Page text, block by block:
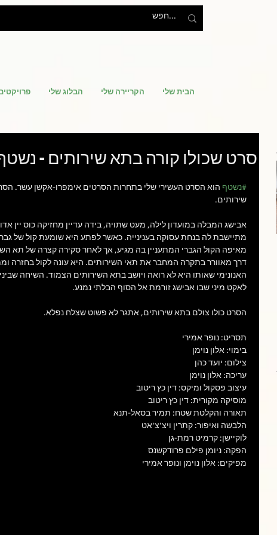
הבלוג שלי הקריירה שלי הבית שלי
סרט שכולו קורה בתא שירותים -
#נשטף הוא הסרט העשירי שלי בתחרות הסרטים אימפרו-אקשן עשר.
שירותים.
אבישג המבלה במועדון לילה, מעט שתויה, בידה עדיין מחזיקה כוס יין
מתיישבת לה בנחת עסוקה בענינייה. כאשר לפתע היא שומעת קול של
מאיפה הקול הגברי המתעניין בה מגיע, אך לאחר סקירה קצרה של תא
דרך מאוורר בתקרה המחבר את תאי השירותים. היא עונה לקול בחזרה
האנונימי שאותו היא לא רואה ויושב בתא השירותים הצמוד. השיחה
לאקט מיני שבו אבישג זורמת אל הסוף הבלתי נמנע.
הסרט כולו צולם בתא שירותים, אתגר לא פשוט שצלח נפלא.
תסריט: נופר אמירי
בימוי: אלון נוימן
צילום: יועד כהן
עריכה: אלון נוימן
עיצוב פסקול ומיקס: דין כץ ריטוב
מוסיקה מקורית: דין כץ ריטוב
תאורה והקלטת שטח: תמיר בסאל-תנא
הלבשה ואיפור: קתרין ויצ'צ'אט
לוקיישן: קרמיט רמת-גן
הפקה: ניומן פילם פרודקשנס
מפיקים: אלון נוימן ונופר אמירי
אתה מתחיל איתי?
משבר, גוף, זיכרון: עליית
הגיבורה הבשלה במסך
הגדול